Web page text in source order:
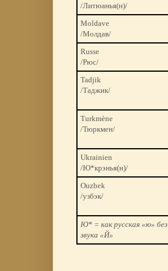
/Литюанья(н)/
Moldave
/Молдав/
Russe
/Рюс/
Tadjik
/Таджик/
Turkmène
/Тюркмен/
Ukrainien
/Ю*крэнья(н)/
Ouzbek
/узбэк/
Ю* = как русская «ю» без
звука «Й»